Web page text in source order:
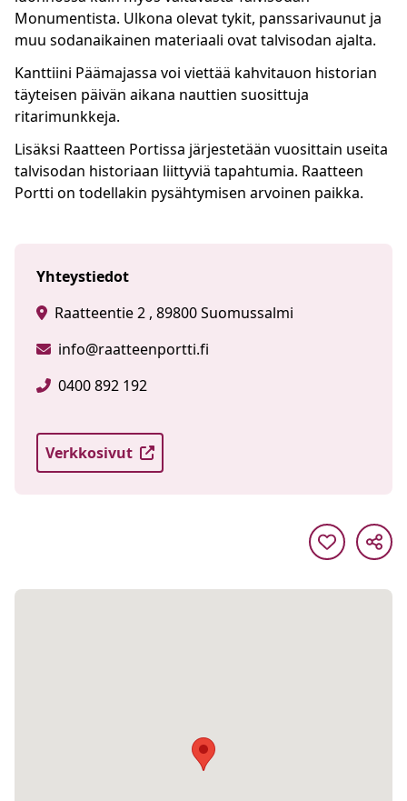
Monumentista. Ulkona olevat tykit, panssarivaunut ja
muu sodanaikainen materiaali ovat talvisodan ajalta.
Kanttiini Päämajassa voi viettää kahvitauon historian
täyteisen päivän aikana nauttien suosittuja
ritarimunkkeja.
Lisäksi Raatteen Portissa järjestetään vuosittain useita
talvisodan historiaan liittyviä tapahtumia. Raatteen
Portti on todellakin pysähtymisen arvoinen paikka.
Yhteystiedot
Raatteentie 2 , 89800 Suomussalmi
info@raatteenportti.fi
0400 892 192
Verkkosivut